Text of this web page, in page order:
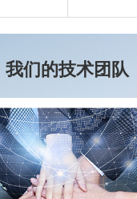
我们的技术团队